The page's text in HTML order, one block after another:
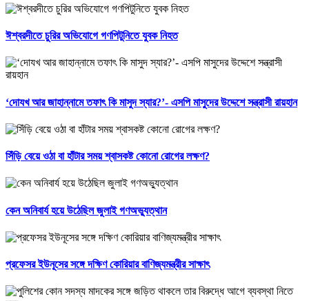
ঈশ্বরদীতে চুরির অভিযোগে গণপিটুনিতে যুবক নিহত
‘দোযখ আর জাহান্নামে তফাৎ কি মাসুদ স্যার?’- এসপি মাসুদের উদ্দেশে সন্ত্রাসী রায়হান
সিঁড়ি বেয়ে ওঠা বা হাঁটার সময় শ্বাসকষ্ট কোনো রোগের লক্ষণ?
কেন অনিবার্য হয়ে উঠেছিল জুলাই গণঅভ্যুত্থান
প্রফেসর ইউনূসের সঙ্গে দক্ষিণ কোরিয়ার বাণিজ্যমন্ত্রীর সাক্ষাৎ